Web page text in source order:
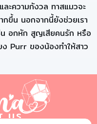
ะความกังวล ทาสแมวจะ
กขึ้น นอกจากนี้ยังช่วยเรา
น อกหัก สูญเสียคนรัก หรือ
Purr ของน้องทำให้สาว
US